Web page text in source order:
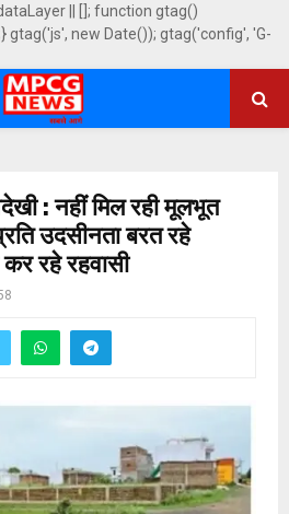
|| []; function gtag()
gtag('js', new Date()); gtag('config', 'G-
: नहीं मिल रही मूलभूत
उदसीनता बरत रहे
रहे रहवासी